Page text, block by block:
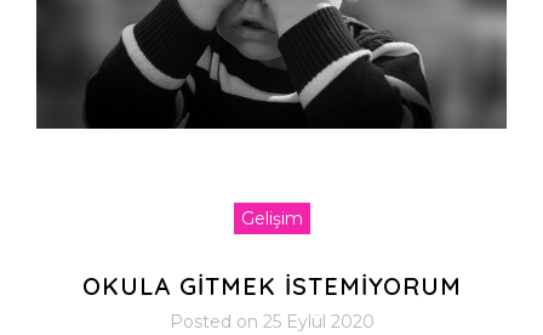
Gelişim
OKULA GİTMEK İSTEMİYORUM
Posted on 25 Eylül 2020